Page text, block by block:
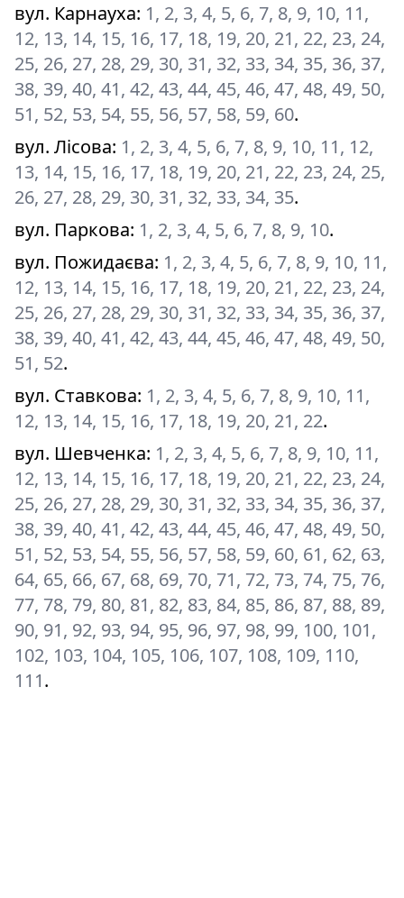
вул. Карнауха: 1, 2, 3, 4, 5, 6, 7, 8, 9, 10, 11,
12, 13, 14, 15, 16, 17, 18, 19, 20, 21, 22, 23, 24,
25, 26, 27, 28, 29, 30, 31, 32, 33, 34, 35, 36, 37,
38, 39, 40, 41, 42, 43, 44, 45, 46, 47, 48, 49, 50,
51, 52, 53, 54, 55, 56, 57, 58, 59, 60.
вул. Лісова: 1, 2, 3, 4, 5, 6, 7, 8, 9, 10, 11, 12,
13, 14, 15, 16, 17, 18, 19, 20, 21, 22, 23, 24, 25,
26, 27, 28, 29, 30, 31, 32, 33, 34, 35.
вул. Паркова: 1, 2, 3, 4, 5, 6, 7, 8, 9, 10.
вул. Пожидаєва: 1, 2, 3, 4, 5, 6, 7, 8, 9, 10, 11,
12, 13, 14, 15, 16, 17, 18, 19, 20, 21, 22, 23, 24,
25, 26, 27, 28, 29, 30, 31, 32, 33, 34, 35, 36, 37,
38, 39, 40, 41, 42, 43, 44, 45, 46, 47, 48, 49, 50,
51, 52.
вул. Ставкова: 1, 2, 3, 4, 5, 6, 7, 8, 9, 10, 11,
12, 13, 14, 15, 16, 17, 18, 19, 20, 21, 22.
вул. Шевченка: 1, 2, 3, 4, 5, 6, 7, 8, 9, 10, 11,
12, 13, 14, 15, 16, 17, 18, 19, 20, 21, 22, 23, 24,
25, 26, 27, 28, 29, 30, 31, 32, 33, 34, 35, 36, 37,
38, 39, 40, 41, 42, 43, 44, 45, 46, 47, 48, 49, 50,
51, 52, 53, 54, 55, 56, 57, 58, 59, 60, 61, 62, 63,
64, 65, 66, 67, 68, 69, 70, 71, 72, 73, 74, 75, 76,
77, 78, 79, 80, 81, 82, 83, 84, 85, 86, 87, 88, 89,
90, 91, 92, 93, 94, 95, 96, 97, 98, 99, 100, 101,
102, 103, 104, 105, 106, 107, 108, 109, 110,
111.